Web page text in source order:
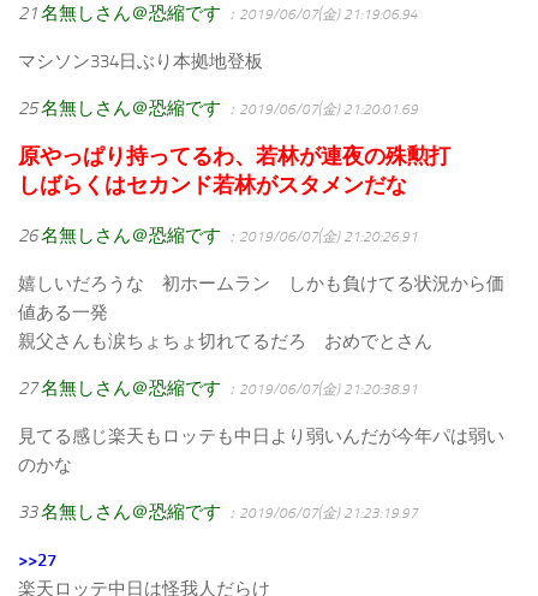
21名無しさん＠恐縮です ：2019/06/07(金) 21:19:06.94
マシソン334日ぶり本拠地登板
25名無しさん＠恐縮です ：2019/06/07(金) 21:20:01.69
原やっぱり持ってるわ、若林が連夜の殊勲打
しばらくはセカンド若林がスタメンだな
26名無しさん＠恐縮です ：2019/06/07(金) 21:20:26.91
嬉しいだろうな 初ホームラン しかも負けてる状況から価
値ある一発
親父さんも涙ちょちょ切れてるだろ おめでとさん
27名無しさん＠恐縮です ：2019/06/07(金) 21:20:38.91
見てる感じ楽天もロッテも中日より弱いんだが今年パは弱い
のかな
33名無しさん＠恐縮です ：2019/06/07(金) 21:23:19.97
>>27
楽天ロッテ中日は怪我人だらけ